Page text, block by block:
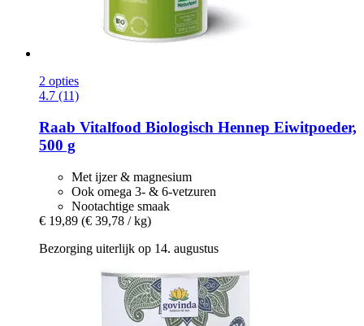
2 opties
4.7 (11)
Raab Vitalfood Biologisch Hennep Eiwitpoeder,
500 g
Met ijzer & magnesium
Ook omega 3- & 6-vetzuren
Nootachtige smaak
€ 19,89 (€ 39,78 / kg)
Bezorging uiterlijk op 14. augustus